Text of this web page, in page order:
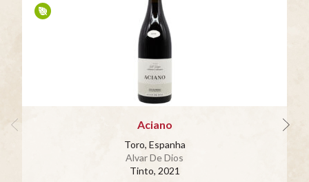
Aciano
Toro, Espanha
Alvar De Dios
Tinto, 2021